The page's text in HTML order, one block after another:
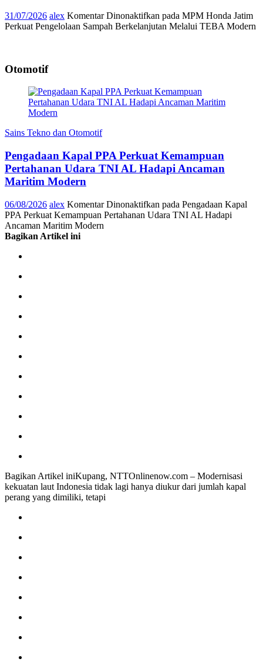
31/07/2026 alex Komentar Dinonaktifkan pada MPM Honda Jatim
Perkuat Pengelolaan Sampah Berkelanjutan Melalui TEBA Modern
Otomotif
Sains Tekno dan Otomotif
Pengadaan Kapal PPA Perkuat Kemampuan
Pertahanan Udara TNI AL Hadapi Ancaman
Maritim Modern
06/08/2026 alex Komentar Dinonaktifkan pada Pengadaan Kapal
PPA Perkuat Kemampuan Pertahanan Udara TNI AL Hadapi
Ancaman Maritim Modern
Bagikan Artikel ini
Bagikan Artikel iniKupang, NTTOnlinenow.com – Modernisasi
kekuatan laut Indonesia tidak lagi hanya diukur dari jumlah kapal
perang yang dimiliki, tetapi